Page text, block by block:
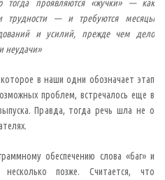
тогда проявляются «жучки» — как
— и требуются месяцы
и усилий, прежде чем дело
неудачи»
в наши одни обозначает этап
проблем, встречалось еще в
Правда, тогда речь шла не о
обеспечению слова «баг» и
несколько позже. Считается, что